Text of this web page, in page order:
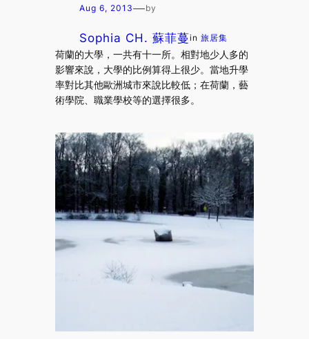
Aug 6, 2013—by
Sophia CH. 蘇菲蔓in旅居集
荷蘭的大學，一共有十一所。相對地少人多的
影響來說，大學的比例算得上很少。當地升學
率對比其他歐洲城市來說比較低；在荷蘭，藝
術學院、職業學校等的選擇很多。